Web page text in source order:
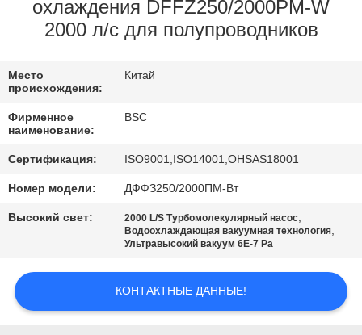
КОНТРОЛЬ
КАЧЕСТВА
СВЯЖИТЕСЬ
С
НАМИ
ЗАПРОСИТЕ
ЦИТАТУ
BAOSI
COMPRESSOR
охлаждения DFFZ250/2000PM-W
2000 л/с для полупроводников
Место
происхождения:
Китай
Фирменное
наименование:
BSC
Сертификация: ISO9001,ISO14001,OHSAS18001
Номер модели: ДФФЗ250/2000ПМ-Вт
Высокий свет: 2000 L/S Турбомолекулярный насос,
Водоохлаждающая вакуумная технология,
Ультравысокий вакуум 6E-7 Pa
КОНТАКТНЫЕ ДАННЫЕ!